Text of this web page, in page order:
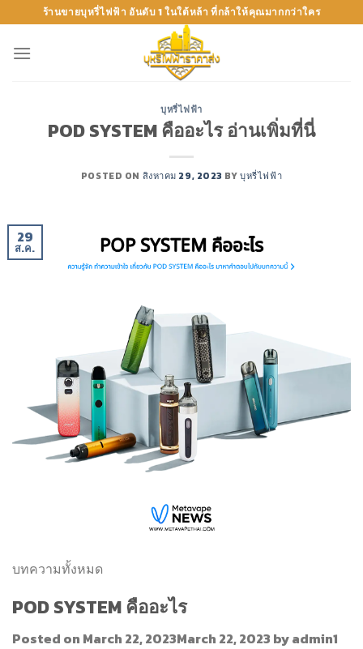
to
content
ร้านขายบุหรี่ไฟฟ้า อันดับ 1 ในใต้หล้า ที่กล้าให้คุณมากกว่าใคร
บุหรี่ไฟฟ้า
POD SYSTEM คืออะไร อ่านเพิ่มที่นี่
POSTED ON สิงหาคม 29, 2023 BYบุหรี่ไฟฟ้า
29
ส.ค.
บทความทั้งหมด
POD SYSTEM คืออะไร
Posted on March 22, 2023March 22, 2023 by admin1